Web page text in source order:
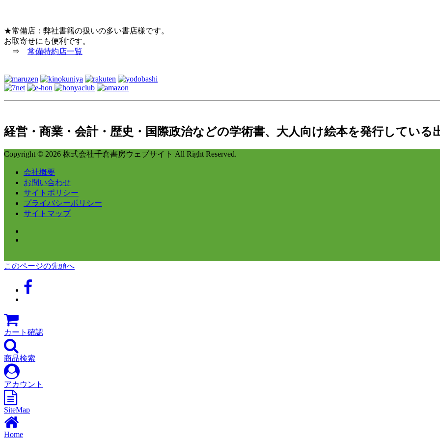
★常備店：弊社書籍の扱いの多い書店様です。
お取寄せにも便利です。
⇒ 常備特約店一覧
経営・商業・会計・歴史・国際政治などの学術書、大人向け絵本を発行している
Copyright © 2026 株式会社千倉書房ウェブサイト All Right Reserved.
会社概要
お問い合わせ
サイトポリシー
プライバシーポリシー
サイトマップ
このページの先頭へ
カート確認
商品検索
アカウント
SiteMap
Home